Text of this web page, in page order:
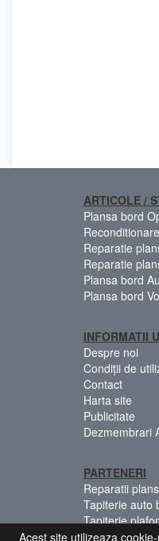
ARTICOLE /
Plansa bord
Reparatie
Reparatie
Plansa bord
Plansa bord
INFORMATII
Despre noi
Condiții de
Contact
Harta site
Publicitate
Dezmembrari
PARTENERI
Reparatii
Tapiterie auto
Tapiterie
Centuri
Acest site utilizeaza